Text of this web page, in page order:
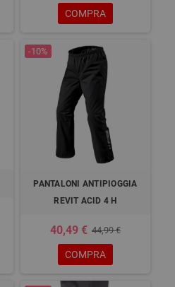
COMPRA
-10%
PANTALONI ANTIPIOGGIA
REVIT ACID 4 H
40,49 € 44,99 €
COMPRA